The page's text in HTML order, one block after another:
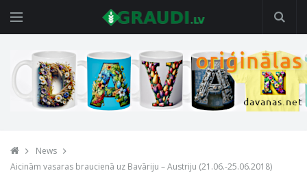
News
Aicinām vasaras braucienā uz Bavāriju – Austriju (21.06.-25.06.2018)